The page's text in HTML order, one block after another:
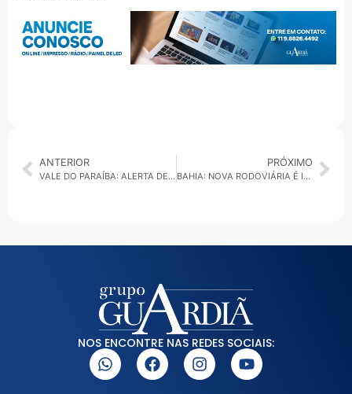
ANTERIOR
VALE DO PARAÍBA: ALERTA DE TEMPESTADES, RISCO EM CACHOEIRAS E INVESTIMENTO EM TURISMO FERROVIÁRIO
PRÓXIMO
BAHIA: NOVA RODOVIÁRIA É INAUGURADA E MINISTRA SUGERE CINEMA; SALVADOR ABRE SELEÇÃO PARA 720 APARTAMENTOS DO MINHA CASA, MINHA VIDA
NOS ENCONTRE NAS REDES SOCIAIS: